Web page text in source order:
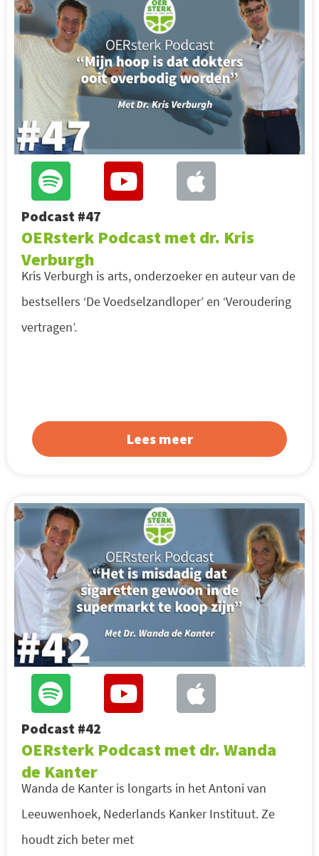
Podcast #47
OERsterk Podcast met dr. Kris
Verburgh
Kris Verburgh is arts, onderzoeker en auteur van de
bestsellers ‘De Voedselzandloper’ en ‘Veroudering
vertragen’.
Lees meer
Podcast #42
OERsterk Podcast met dr. Wanda
de Kanter
Wanda de Kanter is longarts in het Antoni van
Leeuwenhoek, Nederlands Kanker Instituut. Ze
houdt zich beter met